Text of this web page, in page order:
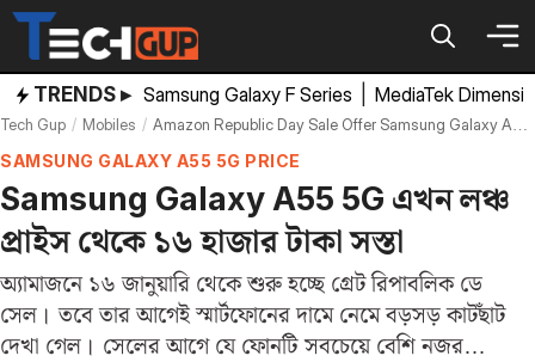
Skip
content
TRENDS ▸ Samsung Galaxy F Series MediaTek
Tech Gup Mobiles Amazon Republic Day Sale Offer Samsung Galaxy A55 5g Discount Rs 16000
SAMSUNG GALAXY A55 5G PRICE
Samsung Galaxy A55 5G এখন লঞ্চ
প্রাইস থেকে ১৬ হাজার টাকা সস্তা
অ্যামাজনে ১৬ জানুয়ারি থেকে শুরু হচ্ছে গ্রেট রিপাবলিক ডে
সেল। তবে তার আগেই স্মার্টফোনের দামে নেমে বড়সড় কাটছাঁট
দেখা গেল। সেলের আগে যে ফোনটি সবচেয়ে বেশি নজর